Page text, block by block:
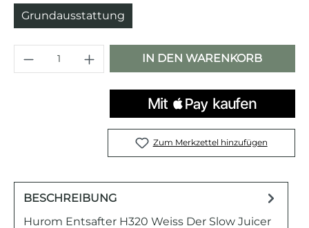
Grundausstattung
Produkt Anzahl: Gib den
IN DEN WARENKORB
Zum Merkzettel hinzufügen
BESCHREIBUNG
Hurom Entsafter H320 Weiss Der Slow Juicer